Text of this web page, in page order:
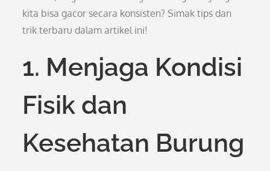
kita bisa gacor secara konsisten? Simak tips dan
trik terbaru dalam artikel ini!
1. Menjaga Kondisi
Fisik dan
Kesehatan Burung